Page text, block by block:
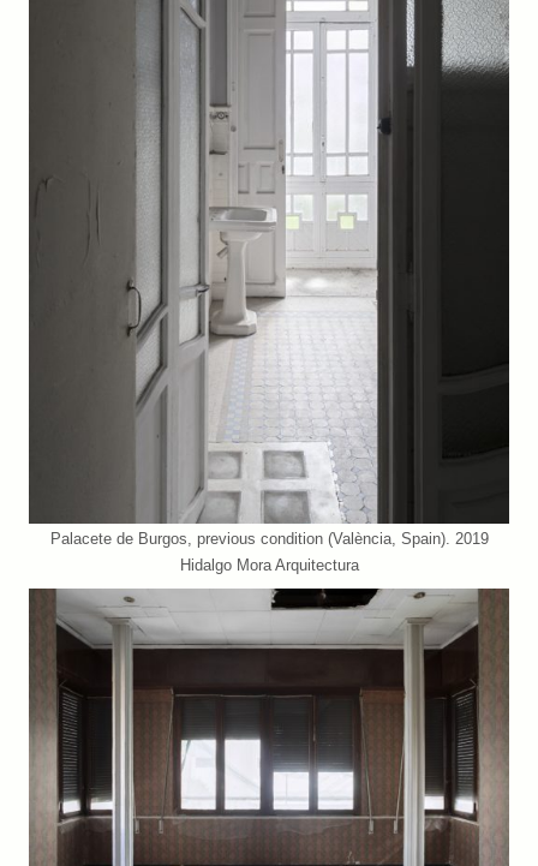
Palacete de Burgos, previous condition (València, Spain). 2019
Hidalgo Mora Arquitectura